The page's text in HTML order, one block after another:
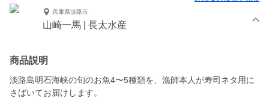
兵庫県淡路市
山崎一馬 | 長太水産
商品説明
淡路島明石海峡の旬のお魚4〜5種類を、漁師本人が寿司ネタ用に
さばいてお届けします。